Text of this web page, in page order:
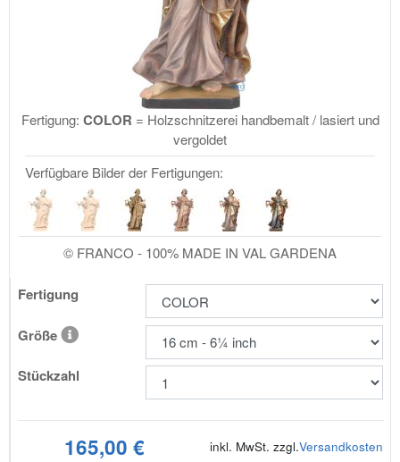
Fertigung: COLOR = Holzschnitzerei handbemalt / lasiert und
vergoldet
Verfügbare Bilder der Fertigungen:
© FRANCO - 100% MADE IN VAL GARDENA
Fertigung
Größe
Stückzahl
165,00 € inkl. MwSt. zzgl.Versandkosten